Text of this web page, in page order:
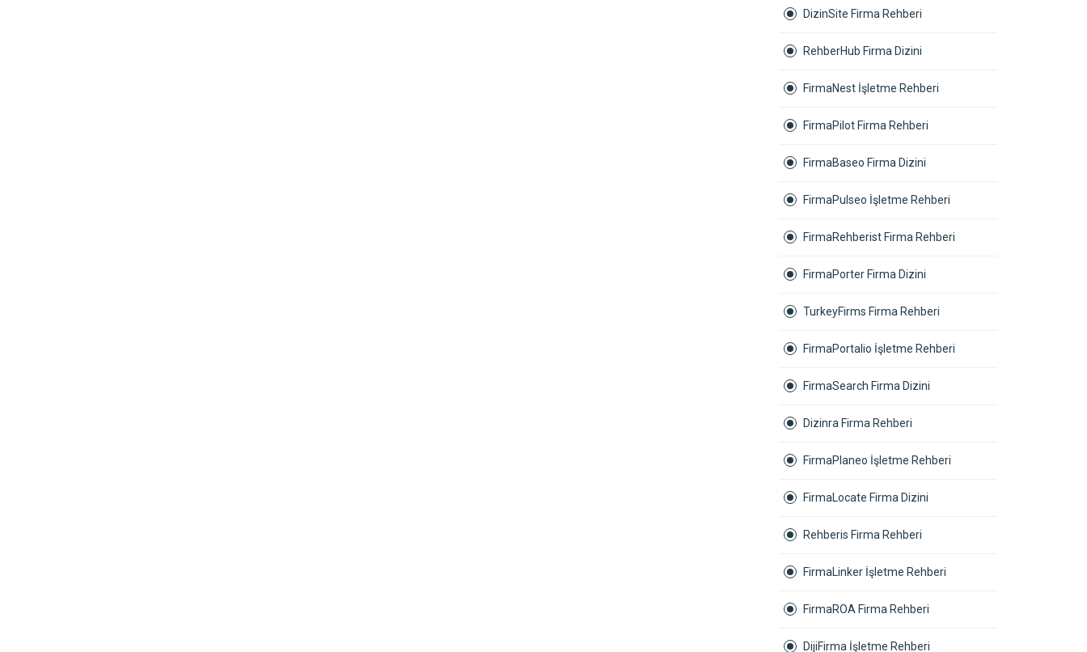
DizinSite Firma Rehberi
RehberHub Firma Dizini
FirmaNest İşletme Rehberi
FirmaPilot Firma Rehberi
FirmaBaseo Firma Dizini
FirmaPulseo İşletme Rehberi
FirmaRehberist Firma Rehberi
FirmaPorter Firma Dizini
TurkeyFirms Firma Rehberi
FirmaPortalio İşletme Rehberi
FirmaSearch Firma Dizini
Dizinra Firma Rehberi
FirmaPlaneo İşletme Rehberi
FirmaLocate Firma Dizini
Rehberis Firma Rehberi
FirmaLinker İşletme Rehberi
FirmaROA Firma Rehberi
DijiFirma İşletme Rehberi